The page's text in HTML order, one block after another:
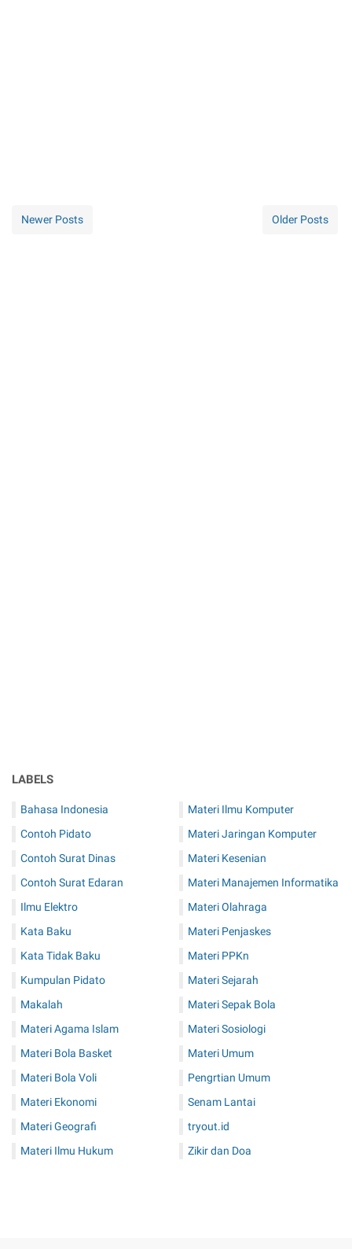
Newer Posts Older Posts
LABELS
Bahasa Indonesia
Contoh Pidato
Contoh Surat Dinas
Contoh Surat Edaran
Ilmu Elektro
Kata Baku
Kata Tidak Baku
Kumpulan Pidato
Makalah
Materi Agama Islam
Materi Bola Basket
Materi Bola Voli
Materi Ekonomi
Materi Geografi
Materi Ilmu Hukum
Materi Ilmu Komputer
Materi Jaringan Komputer
Materi Kesenian
Materi Manajemen Informatika
Materi Olahraga
Materi Penjaskes
Materi PPKn
Materi Sejarah
Materi Sepak Bola
Materi Sosiologi
Materi Umum
Pengrtian Umum
Senam Lantai
tryout.id
Zikir dan Doa